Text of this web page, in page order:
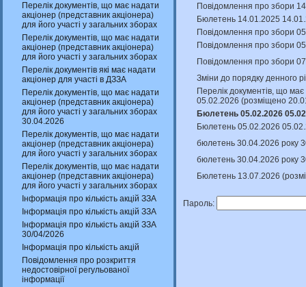
Перелік документів, що має надати
акціонер (представник акціонера)
для його участі у загальних зборах
Перелік документів, що має надати
акціонер (представник акціонера)
для його участі у загальних зборах
Перелік документів які має надати
акціонер для участі в ДЗЗА
Перелік документів, що має надати
акціонер (представник акціонера)
для його участі у загальних зборах
30.04.2026
Перелік документів, що має надати
акціонер (представник акціонера)
для його участі у загальних зборах
Перелік документів, що має надати
акціонер (представник акціонера)
для його участі у загальних зборах
Інформація про кількість акцій ЗЗА
Інформація про кількість акцій ЗЗА
Інформація про кількість акцій ЗЗА
30/04/2026
Інформація про кількість акцій
Повідомлення про розкриття
недостовірної регульованої
інформації
Повідомлення про збори
Бюлетень 14.01.2025
Повідомлення про збори
Повідомлення про збори
Повідомлення про збори
Зміни до порядку денного
Перелік документів, що
05.02.2026 (розміщено
Бюлетень 05.02.2026
Бюлетень 05.02.2026
бюлетень 30.04.2026 року
бюлетень 30.04.2026 року
Бюлетень 13.07.2026
Пароль: